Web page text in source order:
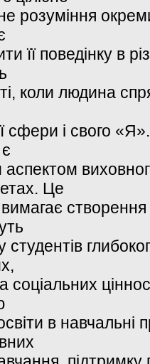
розуміння
її поведінку в
коли людина
сфери і свого
Це
створення
студентів
соціальних
освіти в